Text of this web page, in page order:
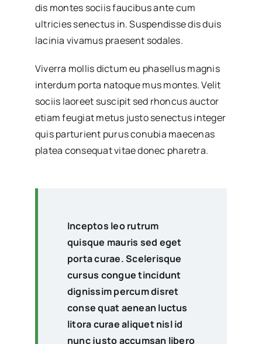
dis montes sociis faucibus ante cum
ultricies senectus in. Suspendisse dis duis
lacinia vivamus praesent sodales.
Viverra mollis dictum eu phasellus magnis
interdum porta natoque mus montes. Velit
sociis laoreet suscipit sed rhoncus auctor
etiam feugiat metus justo senectus integer
quis parturient purus conubia maecenas
platea consequat vitae donec pharetra.
Inceptos leo rutrum
quisque mauris sed eget
porta curae. Scelerisque
cursus congue tincidunt
dignissim percum disret
conse quat aenean luctus
litora curae aliquet nisl id
nunc justo accumsan libero